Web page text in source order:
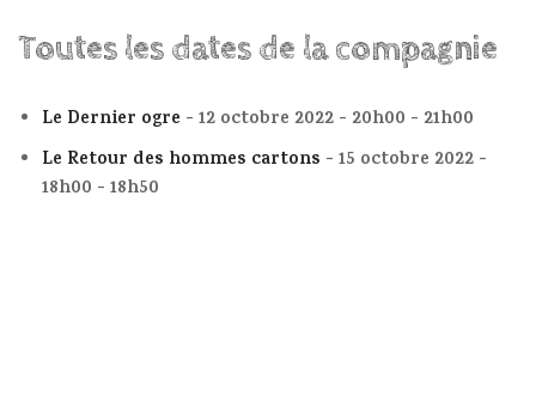
Toutes les dates de la compagnie
Le Dernier ogre - 12 octobre 2022 - 20h00 - 21h00
Le Retour des hommes cartons - 15 octobre 2022 -
18h00 - 18h50